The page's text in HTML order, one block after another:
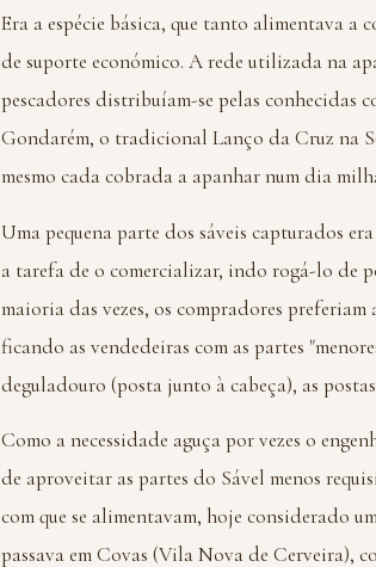
Era a espécie básica, que tanto alimentava a
de suporte económico. A rede utilizada na
pescadores distribuíam-se pelas conhecidas
Gondarém, o tradicional Lanço da Cruz na
mesmo cada cobrada a apanhar num dia
Uma pequena parte dos sáveis capturados
a tarefa de o comercializar, indo rogá-lo de
maioria das vezes, os compradores preferiam
ficando as vendedeiras com as partes
deguladouro (posta junto à cabeça), as postas
Como a necessidade aguça por vezes o
de aproveitar as partes do Sável menos
com que se alimentavam, hoje considerado
passava em Covas (Vila Nova de Cerveira),